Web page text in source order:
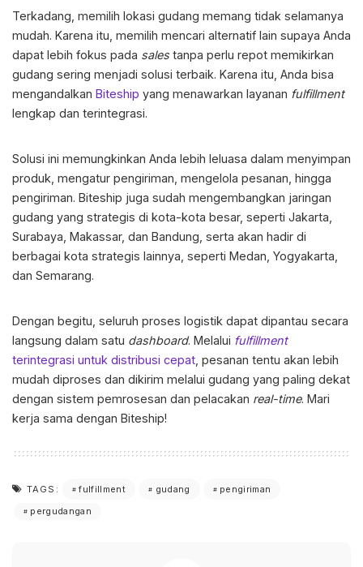
Terkadang, memilih lokasi gudang memang tidak selamanya
mudah. Karena itu, memilih mencari alternatif lain supaya Anda
dapat lebih fokus pada salestanpa perlu repot memikirkan
gudang sering menjadi solusi terbaik. Karena itu, Anda bisa
mengandalkan Biteship yang menawarkan layanan fulfillment
lengkap dan terintegrasi.
Solusi ini memungkinkan Anda lebih leluasa dalam menyimpan
produk, mengatur pengiriman, mengelola pesanan, hingga
pengiriman. Biteship juga sudah mengembangkan jaringan
gudang yang strategis di kota-kota besar, seperti Jakarta,
Surabaya, Makassar, dan Bandung, serta akan hadir di
berbagai kota strategis lainnya, seperti Medan, Yogyakarta,
dan Semarang.
Dengan begitu, seluruh proses logistik dapat dipantau secara
langsung dalam satu dashboard. Melalui fulfillment
terintegrasi untuk distribusi cepat , pesanan tentu akan lebih
mudah diproses dan dikirim melalui gudang yang paling dekat
dengan sistem pemrosesan dan pelacakan real-time. Mari
kerja sama dengan Biteship!
TAGS: fulfillment gudang
pengiriman
pergudangan